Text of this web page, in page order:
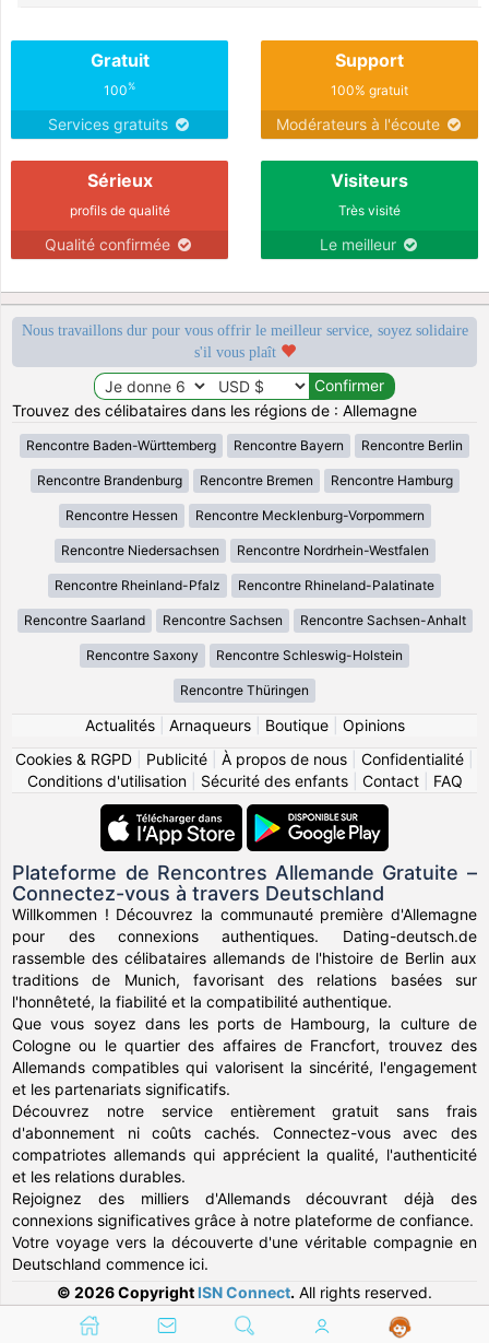
Gratuit
100%
Services gratuits
Support
100% gratuit
Modérateurs à l'écoute
Sérieux
profils de qualité
Qualité confirmée
Visiteurs
Très visité
Le meilleur
Nous travaillons dur pour vous offrir le meilleur service, soyez solidaire
s'il vous plaît
Trouvez des célibataires dans les régions de : Allemagne
Rencontre Baden-Württemberg Rencontre Bayern Rencontre Berlin
Rencontre Brandenburg Rencontre Bremen Rencontre Hamburg
Rencontre Hessen Rencontre Mecklenburg-Vorpommern
Rencontre Niedersachsen Rencontre Nordrhein-Westfalen
Rencontre Rheinland-Pfalz Rencontre Rhineland-Palatinate
Rencontre Saarland Rencontre Sachsen Rencontre Sachsen-Anhalt
Rencontre Saxony Rencontre Schleswig-Holstein
Rencontre Thüringen
Actualités| Arnaqueurs| Boutique| Opinions
Cookies & RGPD
Publicité À propos de nous Confidentialité
Conditions d'utilisation| Sécurité des enfants| Contact| FAQ
Plateforme de Rencontres Allemande Gratuite –
Connectez-vous à travers Deutschland
Willkommen ! Découvrez la communauté première d'Allemagne
pour des connexions authentiques. Dating-deutsch.de
rassemble des célibataires allemands de l'histoire de Berlin aux
traditions de Munich, favorisant des relations basées sur
l'honnêteté, la fiabilité et la compatibilité authentique.
Que vous soyez dans les ports de Hambourg, la culture de
Cologne ou le quartier des affaires de Francfort, trouvez des
Allemands compatibles qui valorisent la sincérité, l'engagement
et les partenariats significatifs.
Découvrez notre service entièrement gratuit sans frais
d'abonnement ni coûts cachés. Connectez-vous avec des
compatriotes allemands qui apprécient la qualité, l'authenticité
et les relations durables.
Rejoignez des milliers d'Allemands découvrant déjà des
connexions significatives grâce à notre plateforme de confiance.
Votre voyage vers la découverte d'une véritable compagnie en
Deutschland commence ici.
© 2026 Copyright ISN Connect. All rights reserved.